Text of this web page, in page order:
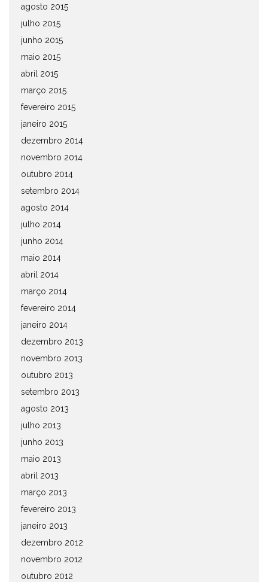
agosto 2015
julho 2015
junho 2015
maio 2015
abril 2015
março 2015
fevereiro 2015
janeiro 2015
dezembro 2014
novembro 2014
outubro 2014
setembro 2014
agosto 2014
julho 2014
junho 2014
maio 2014
abril 2014
março 2014
fevereiro 2014
janeiro 2014
dezembro 2013
novembro 2013
outubro 2013
setembro 2013
agosto 2013
julho 2013
junho 2013
maio 2013
abril 2013
março 2013
fevereiro 2013
janeiro 2013
dezembro 2012
novembro 2012
outubro 2012